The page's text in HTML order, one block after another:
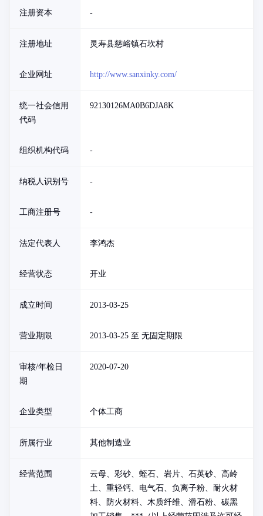
注册资本 -
注册地址 灵寿县慈峪镇石坎村
企业网址 http://www.sanxinky.com/
统一社会信用
代码
92130126MA0B6DJA8K
组织机构代码 -
纳税人识别号 -
工商注册号 -
法定代表人 李鸿杰
经营状态 开业
成立时间 2013-03-25
营业期限 2013-03-25 至 无固定期限
审核/年检日
期
2020-07-20
企业类型 个体工商
所属行业 其他制造业
经营范围
云母、彩砂、蛭石、岩片、石英砂、高岭
土、重轻钙、电气石、负离子粉、耐火材
料、防火材料、木质纤维、滑石粉、碳黑